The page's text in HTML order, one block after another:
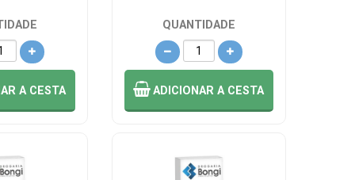
A CESTA
QUANTIDADE
ADICIONARA CESTA